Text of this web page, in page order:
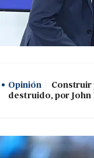
Opinión
Construir
destruido, por